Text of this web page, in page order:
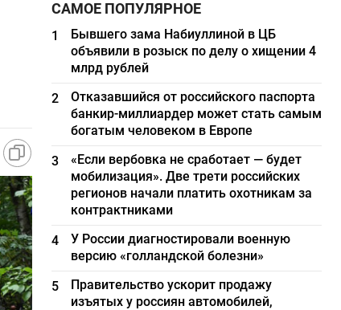
САМОЕ ПОПУЛЯРНОЕ
1
Бывшего зама Набиуллиной в ЦБ
объявили в розыск по делу о хищении 4
млрд рублей
2
Отказавшийся от российского паспорта
банкир-миллиардер может стать самым
богатым человеком в Европе
3
«Если вербовка не сработает — будет
мобилизация». Две трети российских
регионов начали платить охотникам за
контрактниками
4
У России диагностировали военную
версию «голландской болезни»
5
Правительство ускорит продажу
изъятых у россиян автомобилей,